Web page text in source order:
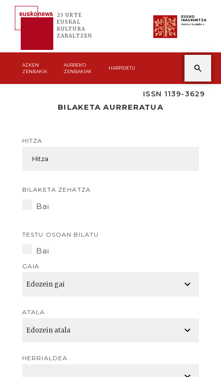
25 URTE
EUSKAL
KULTURA
ZABALTZEN
EUSKO
IKASKUNTZA
Asmoz ta jakitez
AZKEN
ZENBAKIA
AURREKO
ZENBAKIAK
HARPIDETU
ISSN 1139-3629
BILAKETA AURRERATUA
HITZA
BILAKETA ZEHATZA
Bai
TESTU OSOAN BILATU
Bai
GAIA
ATALA
HERRIALDEA